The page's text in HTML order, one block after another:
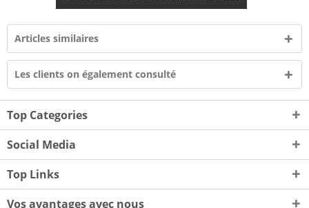
Articles similaires
Les clients on également consulté
Top Categories
Social Media
Top Links
Vos avantages avec nous